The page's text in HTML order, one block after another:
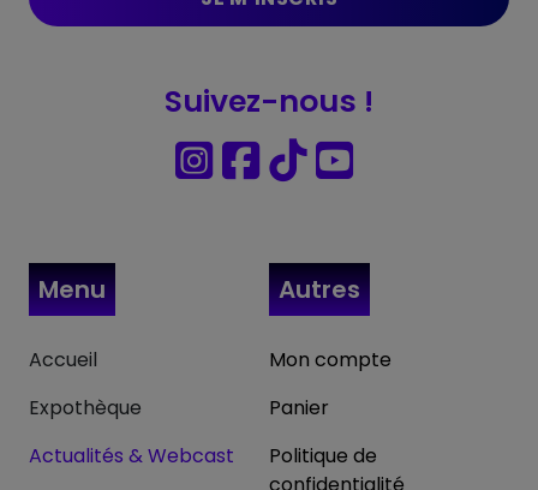
Suivez-nous !
Menu
Accueil
Expothèque
Actualités & Webcast
Autres
Mon compte
Panier
Politique de
confidentialité